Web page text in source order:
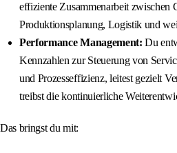
effiziente Zusammenarbeit zwischen
Produktionsplanung, Logistik und
Performance Management: Du
Kennzahlen zur Steuerung von
und Prozesseffizienz, leitest gezielt
treibst die kontinuierliche
Das bringst du mit: